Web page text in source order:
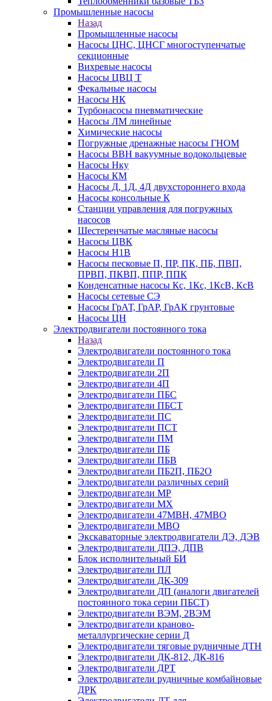
Промышленные насосы
Назад
Промышленные насосы
Насосы ЦНС, ЦНСГ многоступенчатые
секционные
Вихревые насосы
Насосы ЦВЦ Т
Фекальные насосы
Насосы НК
Турбонасосы пневматические
Насосы ЛМ линейные
Химические насосы
Погружные дренажные насосы ГНОМ
Насосы ВВН вакуумные водокольцевые
Насосы Нку
Насосы КМ
Насосы Д, 1Д, 4Д двухстороннего входа
Насосы консольные К
Станции управления для погружных
насосов
Шестеренчатые масляные насосы
Насосы ЦВК
Насосы Н1В
Насосы песковые П, ПР, ПК, ПБ, ПВП,
ПРВП, ПКВП, ППР, ППК
Конденсатные насосы Кс, 1Кс, 1КсВ, КсВ
Насосы сетевые СЭ
Насосы ГрАТ, ГрАР, ГрАК грунтовые
Насосы ЦН
Электродвигатели постоянного тока
Назад
Электродвигатели постоянного тока
Электродвигатели П
Электродвигатели 2П
Электродвигатели 4П
Электродвигатели ПБС
Электродвигатели ПБСТ
Электродвигатели ПС
Электродвигатели ПСТ
Электродвигатели ПМ
Электродвигатели ПБ
Электродвигатели ПБВ
Электродвигатели ПБ2П, ПБ2О
Электродвигатели различных серий
Электродвигатели МР
Электродвигатели MX
Электродвигатели 47MBH, 47МВО
Электродвигатели MBO
Экскаваторные электродвигатели ДЭ, ДЭВ
Электродвигатели ДПЭ, ДПВ
Блок исполнительный БИ
Электродвигатели ПЛ
Электродвигатели ДК-309
Электродвигатели ДП (аналоги двигателей
постоянного тока серии ПБСТ)
Электродвигатели ВЭМ, 2ВЭМ
Электродвигатели краново-
металлургические серии Д
Электродвигатели тяговые рудничные ДТН
Электродвигатели ДК-812, ДК-816
Электродвигатели ДРТ
Электродвигатели рудничные комбайновые
ДРК